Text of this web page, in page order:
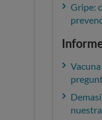
Gripe: